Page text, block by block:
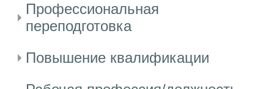
Профессиональная
переподготовка
Повышение квалификации